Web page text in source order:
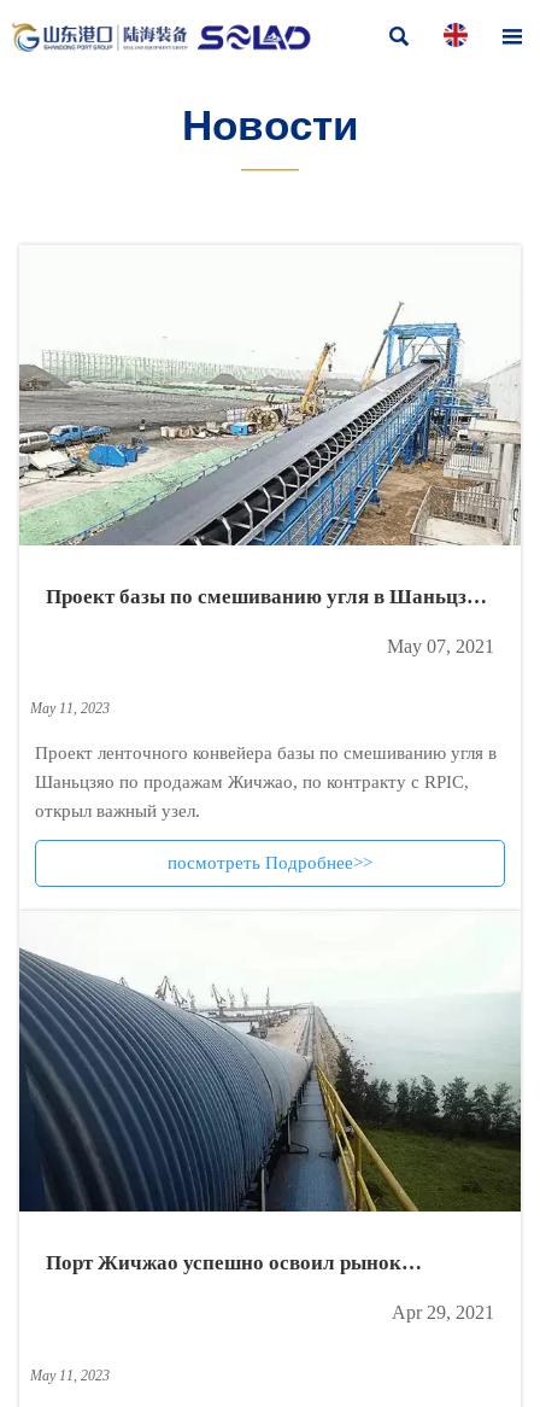
 
Новости
———
Проект базы по смешиванию угля в Шаньцзяо
May 07, 2021
May 11, 2023
Проект ленточного конвейера базы по смешиванию угля в
Шаньцзяо по продажам Жичжао, по контракту с RPIC,
открыл важный узел.
посмотреть Подробнее>>
Порт Жичжао успешно освоил рынок
Apr 29, 2021
May 11, 2023